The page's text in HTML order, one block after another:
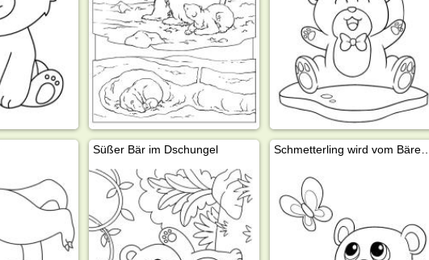
Süßer Bär im Dschungel Schmetterling wird vom Bären verfolgt